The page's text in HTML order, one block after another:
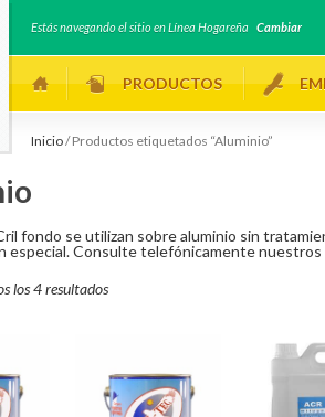
Estás navegando el sitio en Línea Hogareña Cambiar
PRODUCTOS
Inicio/ Productos etiquetados “Aluminio”
fondo se utilizan sobre aluminio sin
especial. Consulte telefónicamente nuestros
los 4 resultados